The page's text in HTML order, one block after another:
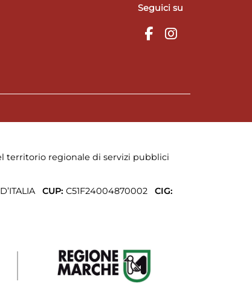
Seguici su
territorio regionale di servizi pubblici
CUP: C51F24004870002
CIG: